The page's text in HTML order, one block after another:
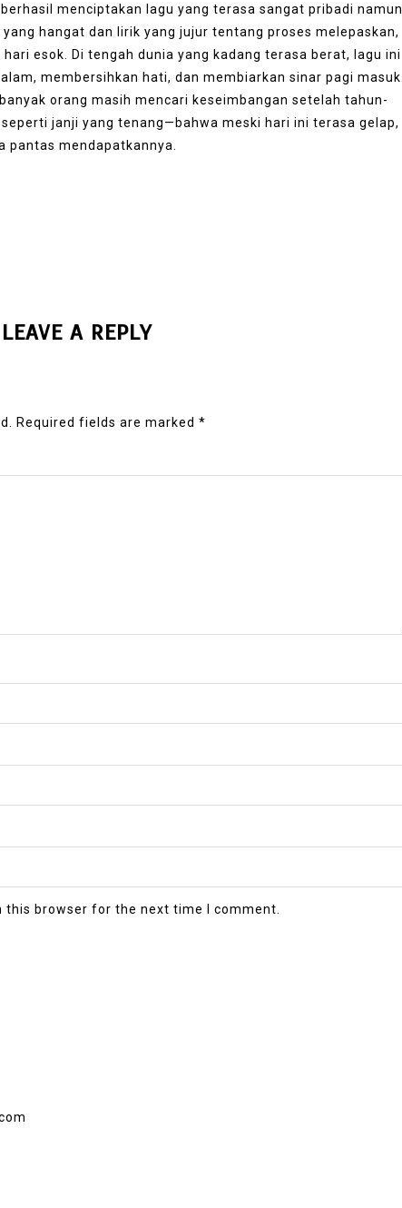
menciptakan lagu yang terasa sangat pribadi namun
hangat dan lirik yang jujur tentang proses melepaskan,
esok. Di tengah dunia yang kadang terasa berat, lagu ini
membersihkan hati, dan membiarkan sinar pagi masuk.
orang masih mencari keseimbangan setelah tahun-
janji yang tenang—bahwa meski hari ini terasa gelap,
pantas mendapatkannya.
LEAVE A REPLY
Required fields are marked *
this browser for the next time I comment.